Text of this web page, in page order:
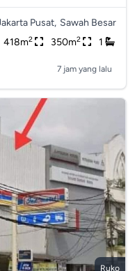
Pusat, Sawah Besar
418m2 350m2 1
7 jam yang lalu
Ruko